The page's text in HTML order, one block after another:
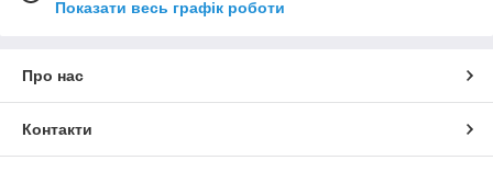
Показати весь графік роботи
Про нас
Контакти